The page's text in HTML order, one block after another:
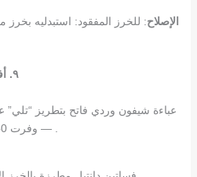
الإصلاح: للخرز المفقود: استبدليه
٩. أفكار إلهامية من مصممين عرب
— وفرت 50% بالتركيز على منطقة واحدة .